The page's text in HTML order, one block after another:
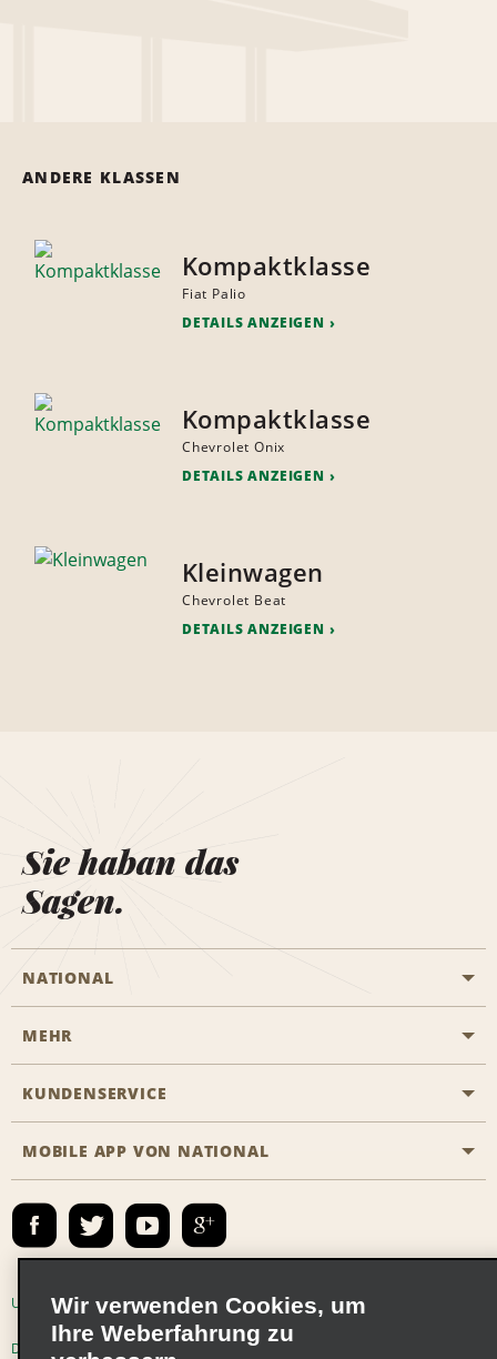
ANDERE KLASSEN
Kompaktklasse
Fiat Palio
DETAILS ANZEIGEN
Kompaktklasse
Chevrolet Onix
DETAILS ANZEIGEN
Kleinwagen
Chevrolet Beat
DETAILS ANZEIGEN
Sie haban das
Sagen.
NATIONAL
Eine Reservierung vornehmen
Das Business Rental Programm
Emerald Club Anmelden
MEHR
Karriere
KUNDENSERVICE
Barrierefreiheit
Kontakt
E-Mail anmelden
MOBILE APP VON NATIONAL
Unternehmensinformationen Nutzungsbedingungen
Datenschutzrichtlinie Cookie-Richtlinie
Wir verwenden Cookies, um
Ihre Weberfahrung zu